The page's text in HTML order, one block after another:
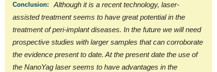
Conclusion:
Although it is a recent technology, laser-
assisted treatment seems to have great potential in the
treatment of peri-implant diseases. In the future we will need
prospective studies with larger samples that can corroborate
the evidence present to date. At the present date the use of
the NanoYag laser seems to have advantages in the